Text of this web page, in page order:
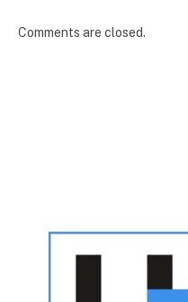
Comments are closed.